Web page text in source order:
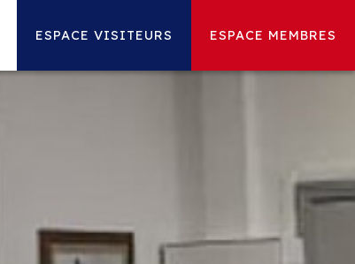
ESPACE VISITEURS ESPACE MEMBRES